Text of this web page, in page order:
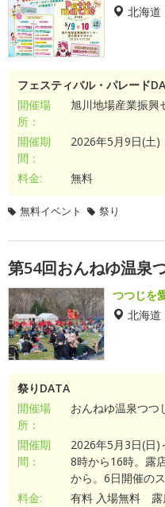
北海道
フェスティバル・パレード
開催場
所：
旭川地場産業振
開催期
間：
2026年5月9日(土)
料金: 無料
無料イベント 祭り
第54回おんねゆ温泉
つつじを
北海道
祭りDATA
開催場
所：
おんねゆ温泉つつ
開催期
間：
2026年5月3日(日)
8時から16時。露
から。6日開催の
料金:
有料 入場無料 露